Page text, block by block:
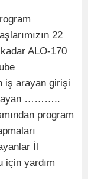
22
ALO-170
iş arayan girişi
………..
program
İl
için yardım